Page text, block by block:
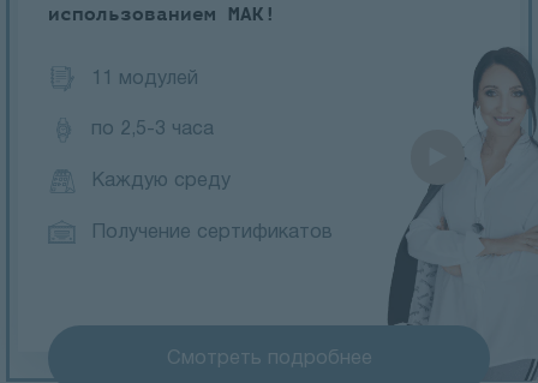
использованием МАК!
11 модулей
по 2,5-3 часа
Каждую среду
Получение сертификатов
Смотреть подробнее